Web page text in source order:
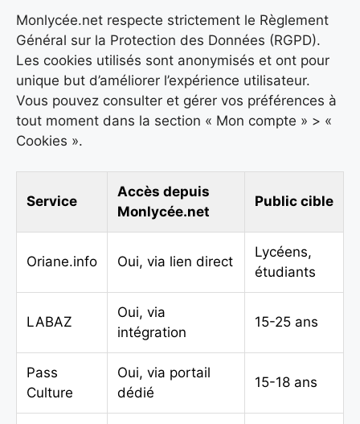
Monlycée.net respecte strictement le Règlement
Général sur la Protection des Données (RGPD).
Les cookies utilisés sont anonymisés et ont pour
unique but d’améliorer l’expérience utilisateur.
Vous pouvez consulter et gérer vos préférences à
tout moment dans la section « Mon compte » > «
Cookies ».
Service
Accès depuis
Monlycée.net
Public cible
Oriane.info Oui, via lien direct
Lycéens,
étudiants
LABAZ
Oui, via
intégration
15-25 ans
Pass
Culture
Oui, via portail
dédié
15-18 ans